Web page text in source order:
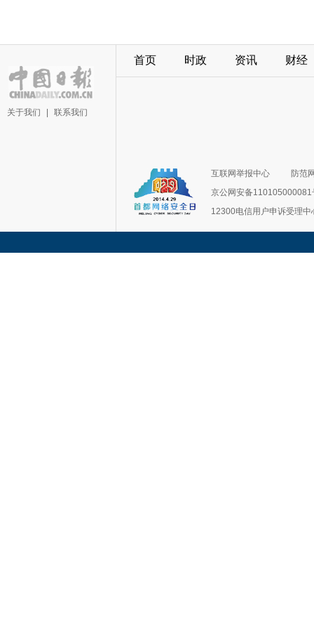
关于我们 联系我们
首页 时政 资讯 财经
互联网举报中心
防范
京公网安备110105000081
12300电信用户申诉受理中